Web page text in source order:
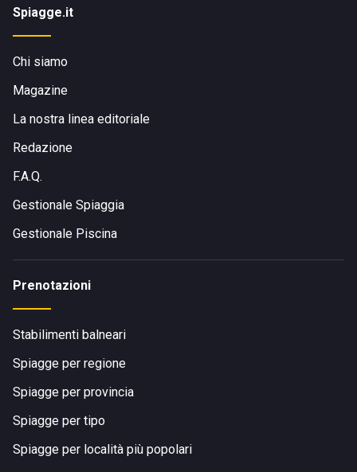
Spiagge.it
Chi siamo
Magazine
La nostra linea editoriale
Redazione
F.A.Q.
Gestionale Spiaggia
Gestionale Piscina
Prenotazioni
Stabilimenti balneari
Spiagge per regione
Spiagge per provincia
Spiagge per tipo
Spiagge per località più popolari